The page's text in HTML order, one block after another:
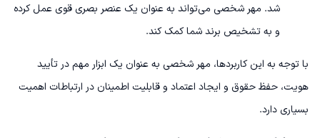
شد. مهر شخصی می‌تواند به عنوان یک عنصر بصری قوی عمل کرده
و به تشخیص برند شما کمک کند.
با توجه به این کاربردها، مهر شخصی به عنوان یک ابزار مهم در تأیید
هویت، حفظ حقوق و ایجاد اعتماد و قابلیت اطمینان در ارتباطات اهمیت
بسیاری دارد.